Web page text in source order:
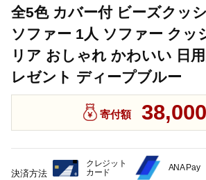
全5色 カバー付 ビーズクッ
ソファー 1人 ソファー クッ
リア おしゃれ かわいい 日
レゼント ディープブルー
寄付額
決済方法
クレジット
カード
ANA Pay